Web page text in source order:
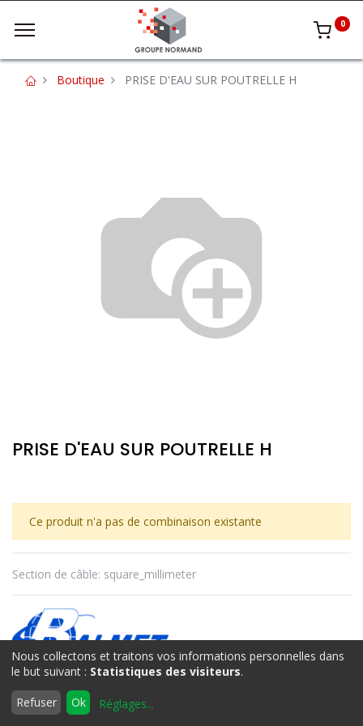
Accueil Rechercher
0
Boutique PRISE D'EAU SUR POUTRELLE H
PRISE D'EAU SUR POUTRELLE H
Ce produit n'a pas de combinaison existante
Section de câble: square_millimeter
BALMET
Nous collectons et traitons vos informations personnelles dans
le but suivant : Statistiques des visiteurs.
Refuser Ok Réglages...